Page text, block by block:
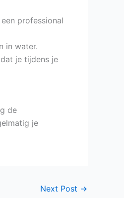
professional
in water.
je tijdens je
de
je
Next Post →